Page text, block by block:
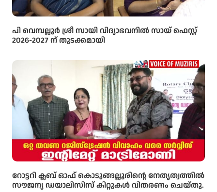
പി വെമ്പല്ലൂർ ശ്രീ സായി വിദ്യാഭവനിൽ സായ് ഫെസ്റ്റ്
2026-2027 ന് തുടക്കമായി
റോട്ടറി ക്ലബ് ഓഫ് കൊടുങ്ങല്ലൂരിന്റെ നേതൃത്വത്തിൽ
സൗജന്യ ഡയാലിസിസ് കിറ്റുകൾ വിതരണം ചെയ്തു.